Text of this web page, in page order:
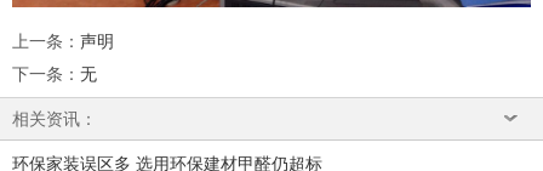
上一条 ： 声明
下一条 ： 无
相关资讯：
环保家装误区多 选用环保建材甲醛仍超标